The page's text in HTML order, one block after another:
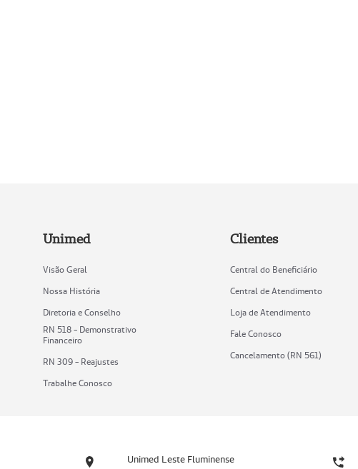
Unimed
Visão Geral
Nossa História
Diretoria e Conselho
RN 518 - Demonstrativo
Financeiro
RN 309 - Reajustes
Trabalhe Conosco
Clientes
Central do Beneficiário
Central de Atendimento
Loja de Atendimento
Fale Conosco
Cancelamento (RN 561)
Unimed Leste Fluminense